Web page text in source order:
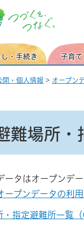
。
し・手続き 子育て
開・個人情報 > オープン
難場所・
ータはオープンデ
ープンデータの利
指定避難所一覧（